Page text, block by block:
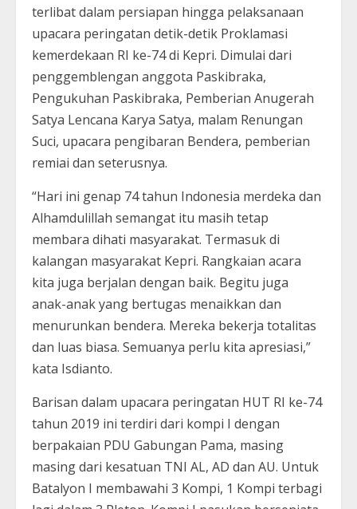
terlibat dalam persiapan hingga pelaksanaan
upacara peringatan detik-detik Proklamasi
kemerdekaan RI ke-74 di Kepri. Dimulai dari
penggemblengan anggota Paskibraka,
Pengukuhan Paskibraka, Pemberian Anugerah
Satya Lencana Karya Satya, malam Renungan
Suci, upacara pengibaran Bendera, pemberian
remiai dan seterusnya.
“Hari ini genap 74 tahun Indonesia merdeka dan
Alhamdulillah semangat itu masih tetap
membara dihati masyarakat. Termasuk di
kalangan masyarakat Kepri. Rangkaian acara
kita juga berjalan dengan baik. Begitu juga
anak-anak yang bertugas menaikkan dan
menurunkan bendera. Mereka bekerja totalitas
dan luas biasa. Semuanya perlu kita apresiasi,”
kata Isdianto.
Barisan dalam upacara peringatan HUT RI ke-74
tahun 2019 ini terdiri dari kompi I dengan
berpakaian PDU Gabungan Pama, masing
masing dari kesatuan TNI AL, AD dan AU. Untuk
Batalyon I membawahi 3 Kompi, 1 Kompi terbagi